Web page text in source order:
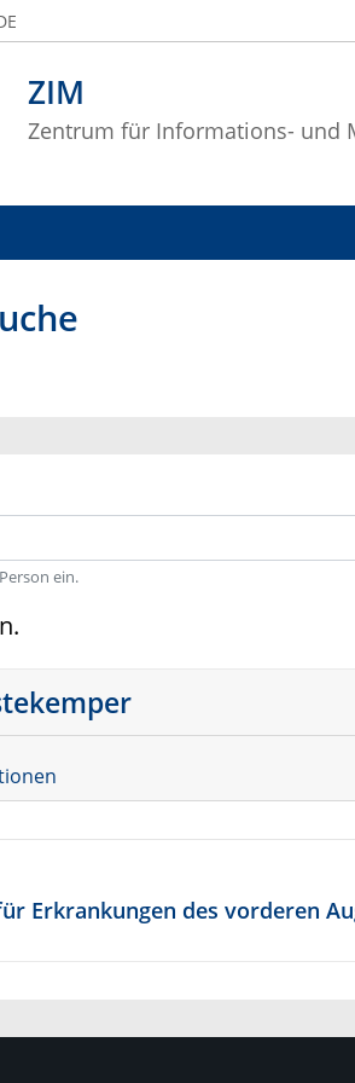
ZIM
Zentrum für Informations- und
ein.
Erkrankungen des vorderen